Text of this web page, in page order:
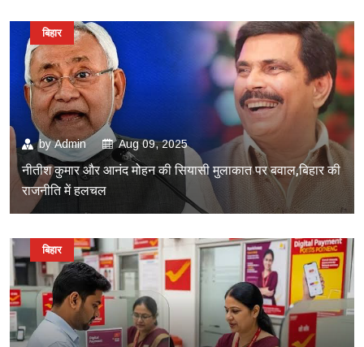
byAdmin Aug 09, 2025
नीतीश कुमार और आनंद मोहन की सियासी मुलाकात पर बवाल,बिहार की
राजनीति में हलचल
बिहार
बिहार